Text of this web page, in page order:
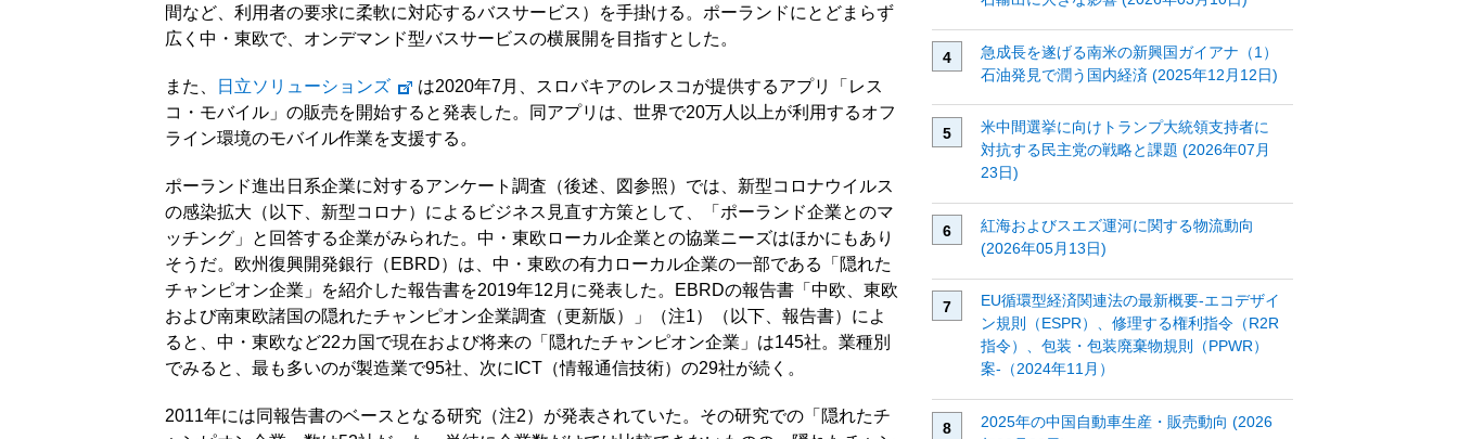
間など、利用者の要求に柔軟に対応するバスサービス）を手掛ける。ポーランドにとどまらず
広く中・東欧で、オンデマンド型バスサービスの横展開を目指すとした。
また、 日立ソリューションズ
は2020年7月、スロバキアのレスコが提供するアプリ「レス
コ・モバイル」の販売を開始すると発表した。同アプリは、世界で20万人以上が利用するオフ
ライン環境のモバイル作業を支援する。
ポーランド進出日系企業に対するアンケート調査（後述、図参照）では、新型コロナウイルス
の感染拡大（以下、新型コロナ）によるビジネス見直す方策として、「ポーランド企業とのマ
ッチング」と回答する企業がみられた。中・東欧ローカル企業との協業ニーズはほかにもあり
そうだ。欧州復興開発銀行（EBRD）は、中・東欧の有力ローカル企業の一部である「隠れた
チャンピオン企業」を紹介した報告書を2019年12月に発表した。EBRDの報告書「中欧、東欧
および南東欧諸国の隠れたチャンピオン企業調査（更新版）」（注1）（以下、報告書）によ
ると、中・東欧など22カ国で現在および将来の「隠れたチャンピオン企業」は145社。業種別
でみると、最も多いのが製造業で95社、次にICT（情報通信技術）の29社が続く。
2011年には同報告書のベースとなる研究（注2）が発表されていた。その研究での「隠れたチ
急成長を遂げる南米の新興国ガイアナ（1）
石油発見で潤う国内経済 (2025年12月12日)
米中間選挙に向けトランプ大統領支持者に
対抗する民主党の戦略と課題 (2026年07月
23日)
紅海およびスエズ運河に関する物流動向
(2026年05月13日)
EU循環型経済関連法の最新概要‐エコデザイ
ン規則（ESPR）、修理する権利指令（R2R
指令）、包装・包装廃棄物規則（PPWR）
案‐（2024年11月）
2025年の中国自動車生産・販売動向 (2026